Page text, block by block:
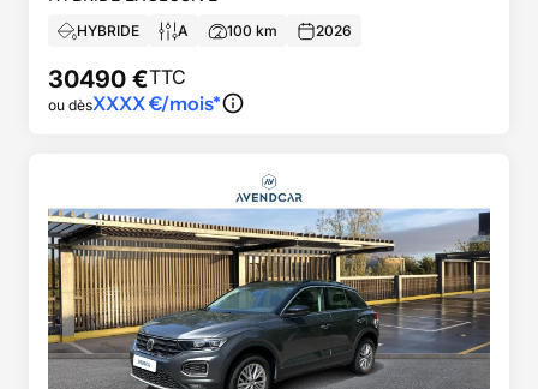
HYBRIDE A 100 km 2026
30490 €TTC
ou dèsXXXX€/mois*